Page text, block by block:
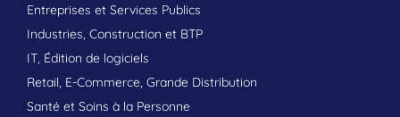
Entreprises et Services Publics
Industries, Construction et BTP
IT, Édition de logiciels
Retail, E-Commerce, Grande Distribution
Santé et Soins à la Personne